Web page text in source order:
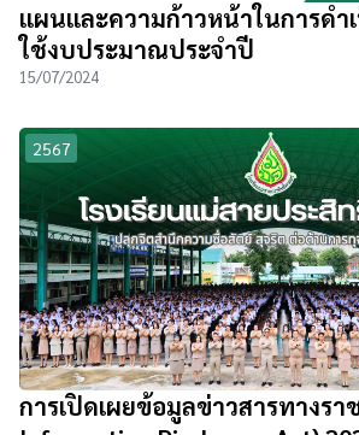
แผนและความก้าวหน้าในการดำ
ใช้งบประมาณประจำปี
15/07/2024
2567
การเปิดเผยข้อมูลข่าวสารทางรา